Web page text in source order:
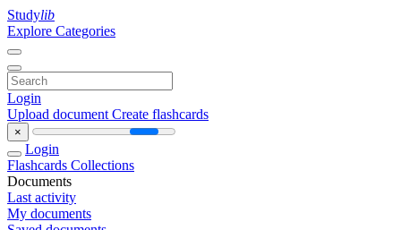
Studylib
Explore Categories
Login
Upload document Create flashcards
×
Login
Flashcards Collections
Documents
Last activity
My documents